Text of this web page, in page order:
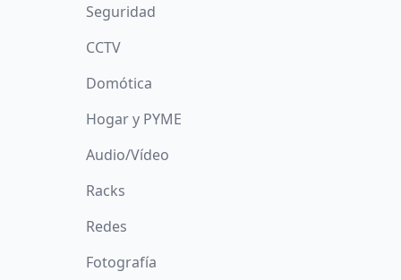
Seguridad
CCTV
Domótica
Hogar y PYME
Audio/Vídeo
Racks
Redes
Fotografía